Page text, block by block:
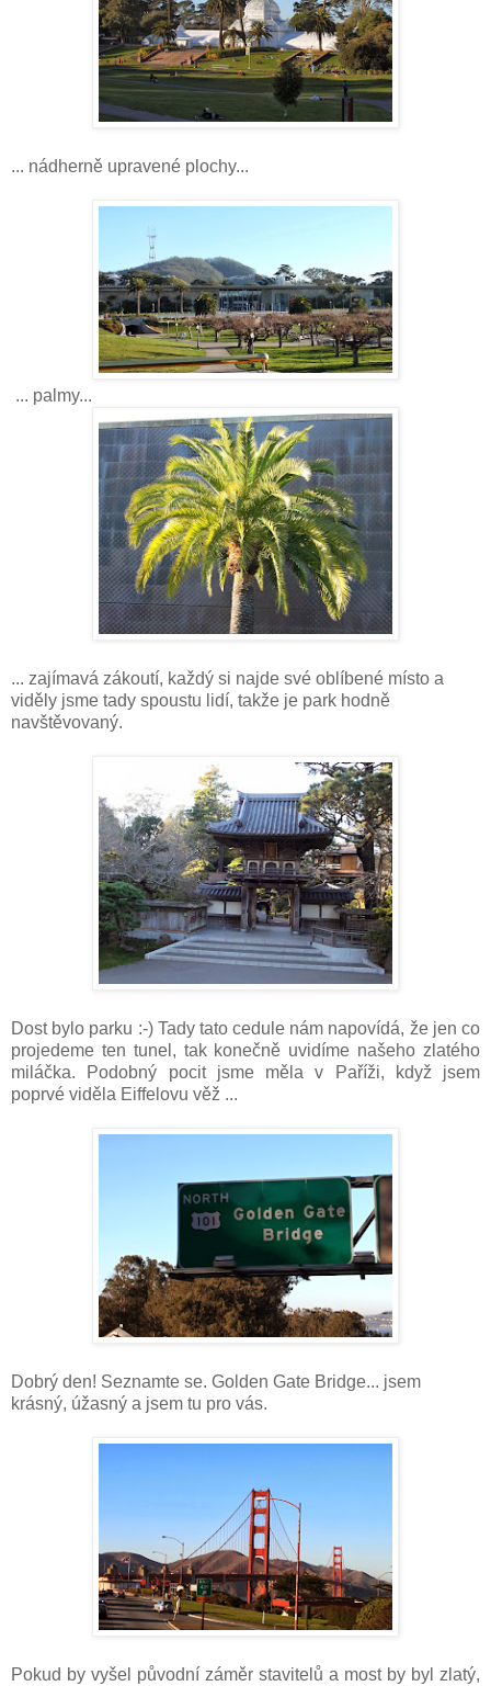
... nádherně upravené plochy...
... palmy...
... zajímavá zákoutí, každý si najde své oblíbené místo a
viděly jsme tady spoustu lidí, takže je park hodně
navštěvovaný.
Dost bylo parku :-) Tady tato cedule nám napovídá, že jen co
projedeme ten tunel, tak konečně uvidíme našeho zlatého
miláčka. Podobný pocit jsme měla v Paříži, když jsem
poprvé viděla Eiffelovu věž ...
Dobrý den! Seznamte se. Golden Gate Bridge... jsem
krásný, úžasný a jsem tu pro vás.
Pokud by vyšel původní záměr stavitelů a most by byl zlatý,